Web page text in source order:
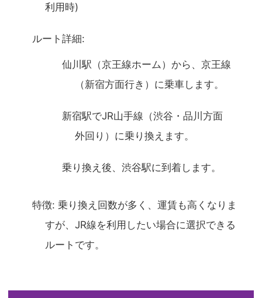
利用時)
ルート詳細:
仙川駅（京王線ホーム）から、京王線
（新宿方面行き）に乗車します。
新宿駅でJR山手線（渋谷・品川方面
外回り）に乗り換えます。
乗り換え後、渋谷駅に到着します。
特徴: 乗り換え回数が多く、運賃も高くなりま
すが、JR線を利用したい場合に選択できる
ルートです。